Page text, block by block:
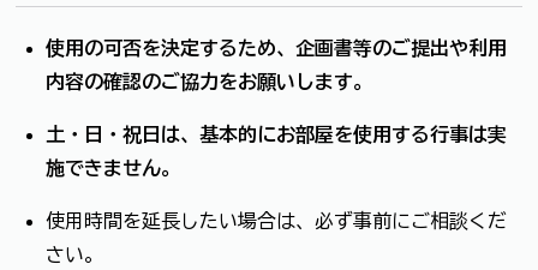
使用の可否を決定するため、企画書等のご提出や利用
内容の確認のご協力をお願いします。
土・日・祝日は、基本的にお部屋を使用する行事は実
施できません。
使用時間を延長したい場合は、必ず事前にご相談くだ
さい。